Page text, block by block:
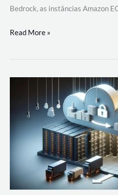
Bedrock, as instâncias Amazon
Utilizando
Soluções
AWS
Read More »